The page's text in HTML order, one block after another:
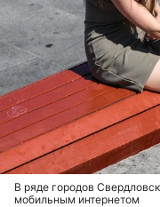
В ряде городов
мобильным интернетом